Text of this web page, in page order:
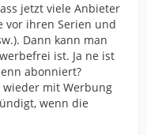
jetzt viele Anbieter
vor ihren Serien und
Dann kann man
ist. Ja ne ist
abonniert?
mit Werbung
wenn die